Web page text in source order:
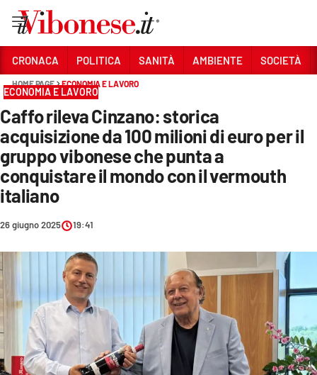
Sezioni
CRONACA
POLITICA
SANITÀ
AMBIENTE
SOCIETÀ
ECONOMIA E LAVORO
EVENTI
SPORT
CRONACA POLITICA SANITÀ AMBIENTE SOCIETÀ
HOME PAGE ECONOMIA E LAVORO
ECONOMIA E LAVORO
Caffo rileva Cinzano: storica
acquisizione da 100 milioni di euro per il
gruppo vibonese che punta a
conquistare il mondo con il vermouth
italiano
26 giugno 2025 19:41